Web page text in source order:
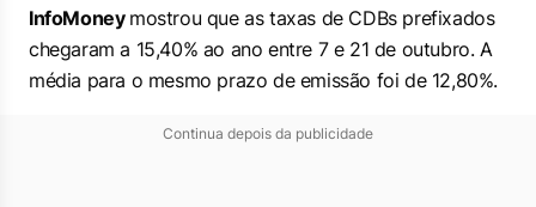
InfoMoney mostrou que as taxas de CDBs prefixados
chegaram a 15,40% ao ano entre 7 e 21 de outubro. A
média para o mesmo prazo de emissão foi de 12,80%.
Continua depois da publicidade